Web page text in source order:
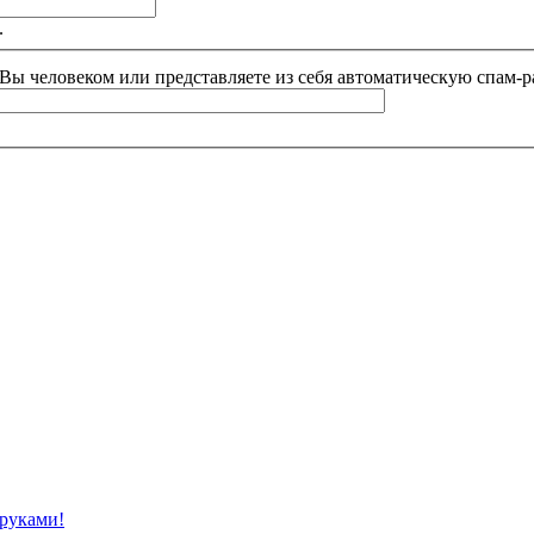
человеком или представляете из себя автоматическую спам-